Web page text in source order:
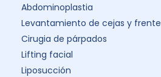
Abdominoplastia
Levantamiento de cejas y frente
Cirugia de párpados
Lifting facial
Liposucción